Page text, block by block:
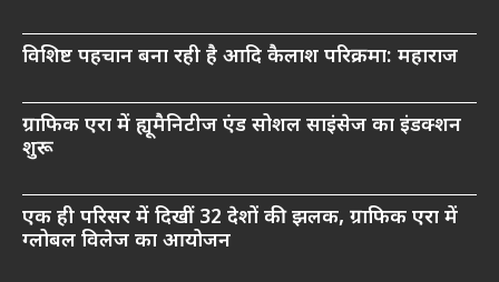
विशिष्ट पहचान बना रही है आदि कैलाश परिक्रमा: महाराज
ग्राफिक एरा में ह्यूमैनिटीज एंड सोशल साइंसेज का इंडक्शन
शुरू
एक ही परिसर में दिखीं 32 देशों की झलक, ग्राफिक एरा में
ग्लोबल विलेज का आयोजन